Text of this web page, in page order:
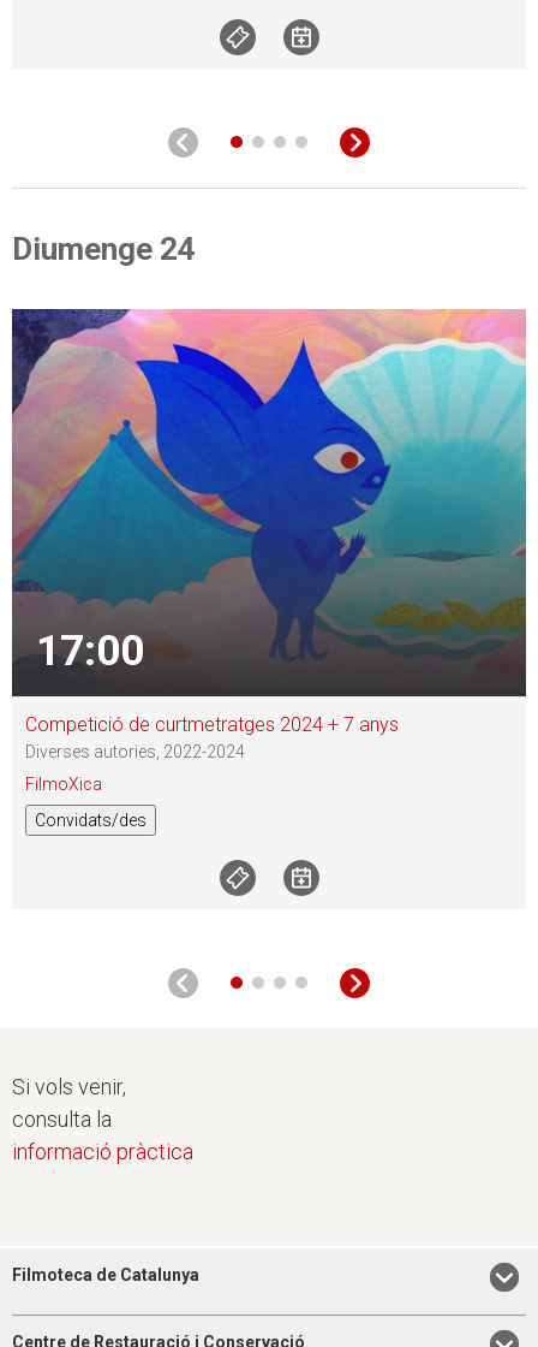
Diumenge 24
17:00
Competició de curtmetratges 2024 + 7 anys
Diverses autories, 2022-2024
FilmoXica
Convidats/des
Si vols venir,
consulta la
informació pràctica
Filmoteca de Catalunya
Centre de Restauració i Conservació